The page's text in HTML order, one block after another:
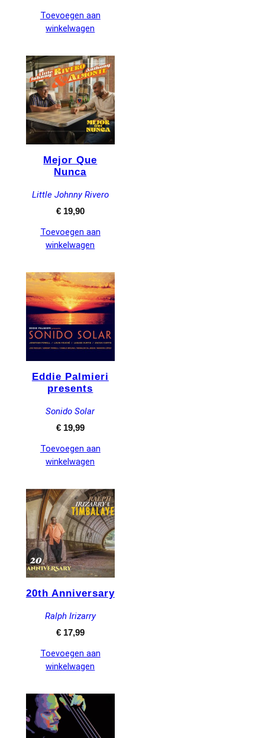
Toevoegen aan
winkelwagen
Mejor Que
Nunca
Little Johnny Rivero
€19,90
Toevoegen aan
winkelwagen
Eddie Palmieri
presents
Sonido Solar
€19,99
Toevoegen aan
winkelwagen
20th Anniversary
Ralph Irizarry
€17,99
Toevoegen aan
winkelwagen